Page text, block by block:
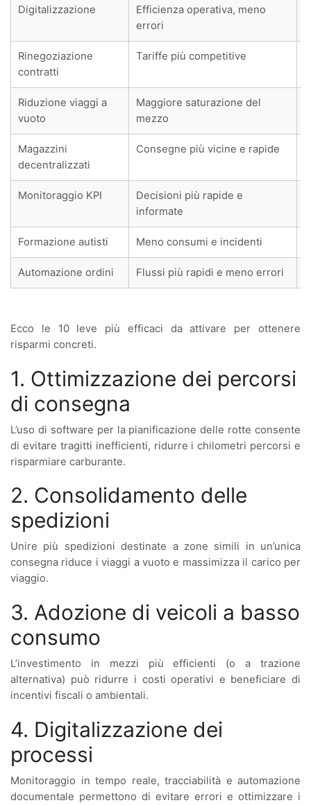
Digitalizzazione
Efficienza operativa, meno
errori
Rinegoziazione
contratti
Tariffe più competitive
Riduzione viaggi a
vuoto
Maggiore saturazione del
mezzo
Magazzini
decentralizzati
Consegne più vicine e rapide
Monitoraggio KPI
Decisioni più rapide e
informate
Formazione autisti Meno consumi e incidenti
Automazione ordini Flussi più rapidi e meno errori
Ecco le 10 leve più efficaci da attivare per ottenere
risparmi concreti.
1. Ottimizzazione dei percorsi
di consegna
L’uso di software per la pianificazione delle rotte consente
di evitare tragitti inefficienti, ridurre i chilometri percorsi e
risparmiare carburante.
2. Consolidamento delle
spedizioni
Unire più spedizioni destinate a zone simili in un’unica
consegna riduce i viaggi a vuoto e massimizza il carico per
viaggio.
3. Adozione di veicoli a basso
consumo
L’investimento in mezzi più efficienti (o a trazione
alternativa) può ridurre i costi operativi e beneficiare di
incentivi fiscali o ambientali.
4. Digitalizzazione dei
processi
Monitoraggio in tempo reale, tracciabilità e automazione
documentale permettono di evitare errori e ottimizzare i